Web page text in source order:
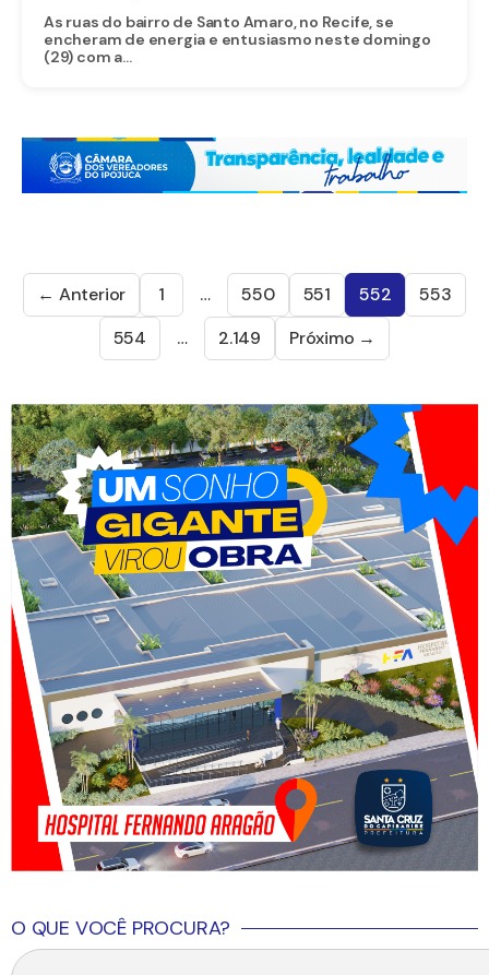
As ruas do bairro de Santo Amaro, no Recife, se
encheram de energia e entusiasmo neste domingo
(29) com a...
← Anterior 1 … 550 551 552
553
554
… 2.149 Próximo →
O QUE VOCÊ PROCURA?